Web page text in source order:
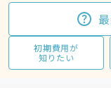
初期費用が
知りたい